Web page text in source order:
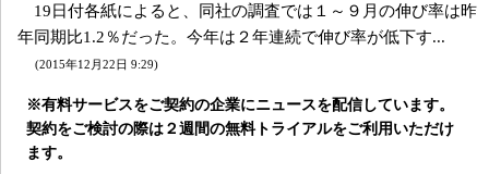
19日付各紙によると、同社の調査では１～９月の伸び率は昨
年同期比1.2％だった。今年は２年連続で伸び率が低下す...
(2015年12月22日 9:29)
※有料サービスをご契約の企業にニュースを配信しています。
契約をご検討の際は２週間の無料トライアルをご利用いただけ
ます。